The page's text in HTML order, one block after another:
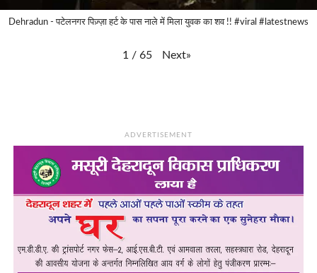
Dehradun - पटेलनगर पिज़्ज़ा हर्ट के पास नाले में मिला युवक का शव !! #viral #latestnews
1 / 65 Next»
ADVERTISEMENT